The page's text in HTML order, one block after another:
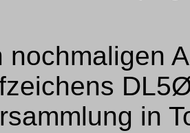
nochmaligen
in